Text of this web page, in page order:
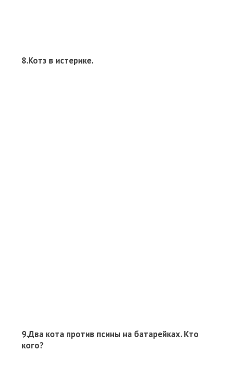
8.Котэ в истерике.
9.Два кота против псины на батарейках. Кто
кого?